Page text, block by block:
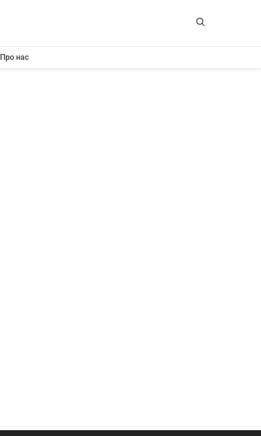
Про нас